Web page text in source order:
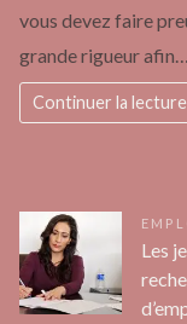
vous devez faire
grande rigueur afin…
Continuer la lecture
Les